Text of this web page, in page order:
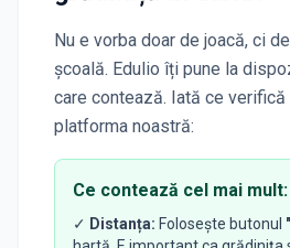
Nu e vorba doar de joacă, ci
școală. Edulio îți pune la
care contează. Iată ce
platforma noastră:
Ce contează cel mai mult:
✓ Distanța: Folosește butonul